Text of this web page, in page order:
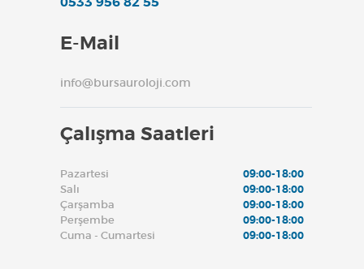
E-Mail
info@bursauroloji.com
Çalışma Saatleri
Pazartesi
09:00-18:00
Salı
09:00-18:00
Çarşamba
09:00-18:00
Perşembe
09:00-18:00
Cuma - Cumartesi
09:00-18:00